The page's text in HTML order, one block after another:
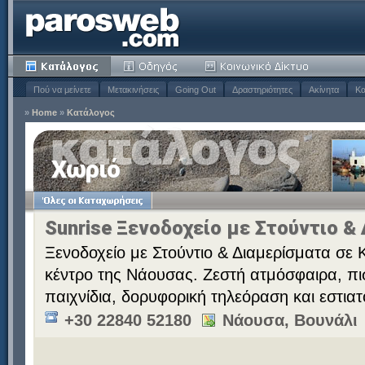
Πού να μείνετε Μετακινήσεις Going Out Δραστηριότητες Ακίνητα
» Home » Κατάλογος
Χωριό
Sunrise Ξενοδοχείο με Στούντιο &
Ξενοδοχείο με Στούντιο & Διαμερίσματα σε
κέντρο της Νάουσας. Ζεστή ατμόσφαιρα,
παιχνίδια, δορυφορική τηλεόραση και
+30 22840 52180
Νάουσα, Βουνάλι